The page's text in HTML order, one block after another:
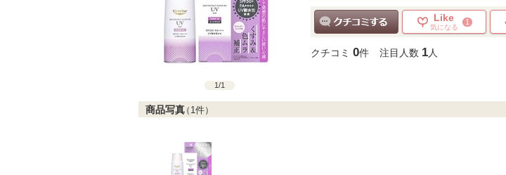
1/1
Like
気になる
1
クチコミ 0件 注目人数 1人
商品写真（ 1件）